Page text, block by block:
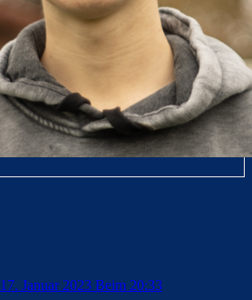
17. Januar 2023 Beim 20:33